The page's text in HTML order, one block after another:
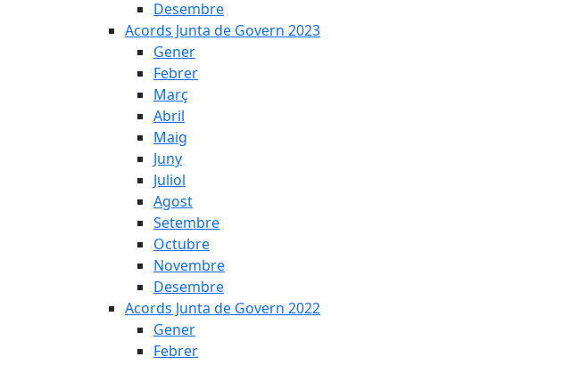
Desembre
Acords Junta de Govern 2023
Gener
Febrer
Març
Abril
Maig
Juny
Juliol
Agost
Setembre
Octubre
Novembre
Desembre
Acords Junta de Govern 2022
Gener
Febrer